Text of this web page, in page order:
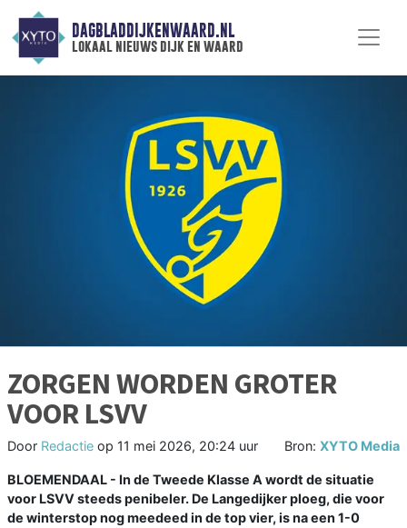
DAGBLADDIJKENWAARD.NL
lokaal nieuws dijk en waard
ZORGEN WORDEN GROTER
VOOR LSVV
Door Redactie op 11 mei 2026, 20:24 uur Bron: XYTO Media
BLOEMENDAAL - In de Tweede Klasse A wordt de situatie
voor LSVV steeds penibeler. De Langedijker ploeg, die voor
de winterstop nog meedeed in de top vier, is na een 1-0